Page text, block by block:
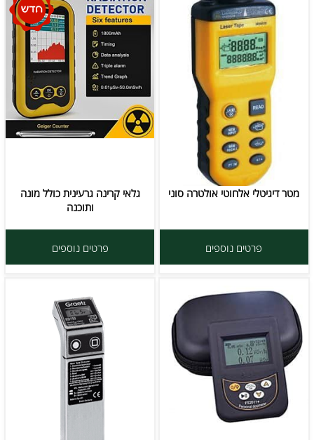
מטר דיגיטלי אלחוטי אולטרה סוני
פרטים נוספים
גלאי קרינה גרעינית כולל מונה
ותוכנה
פרטים נוספים